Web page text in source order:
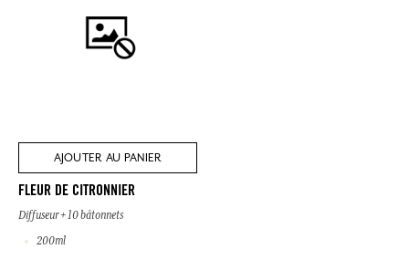
AJOUTER AU PANIER
FLEUR DE CITRONNIER
Diffuseur + 10 bâtonnets
200ml